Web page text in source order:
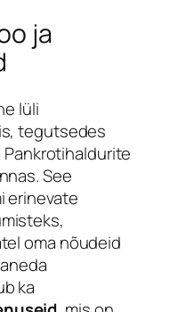
ja
lüli
tegutsedes
See
erinevate
oma nõudeid
ka